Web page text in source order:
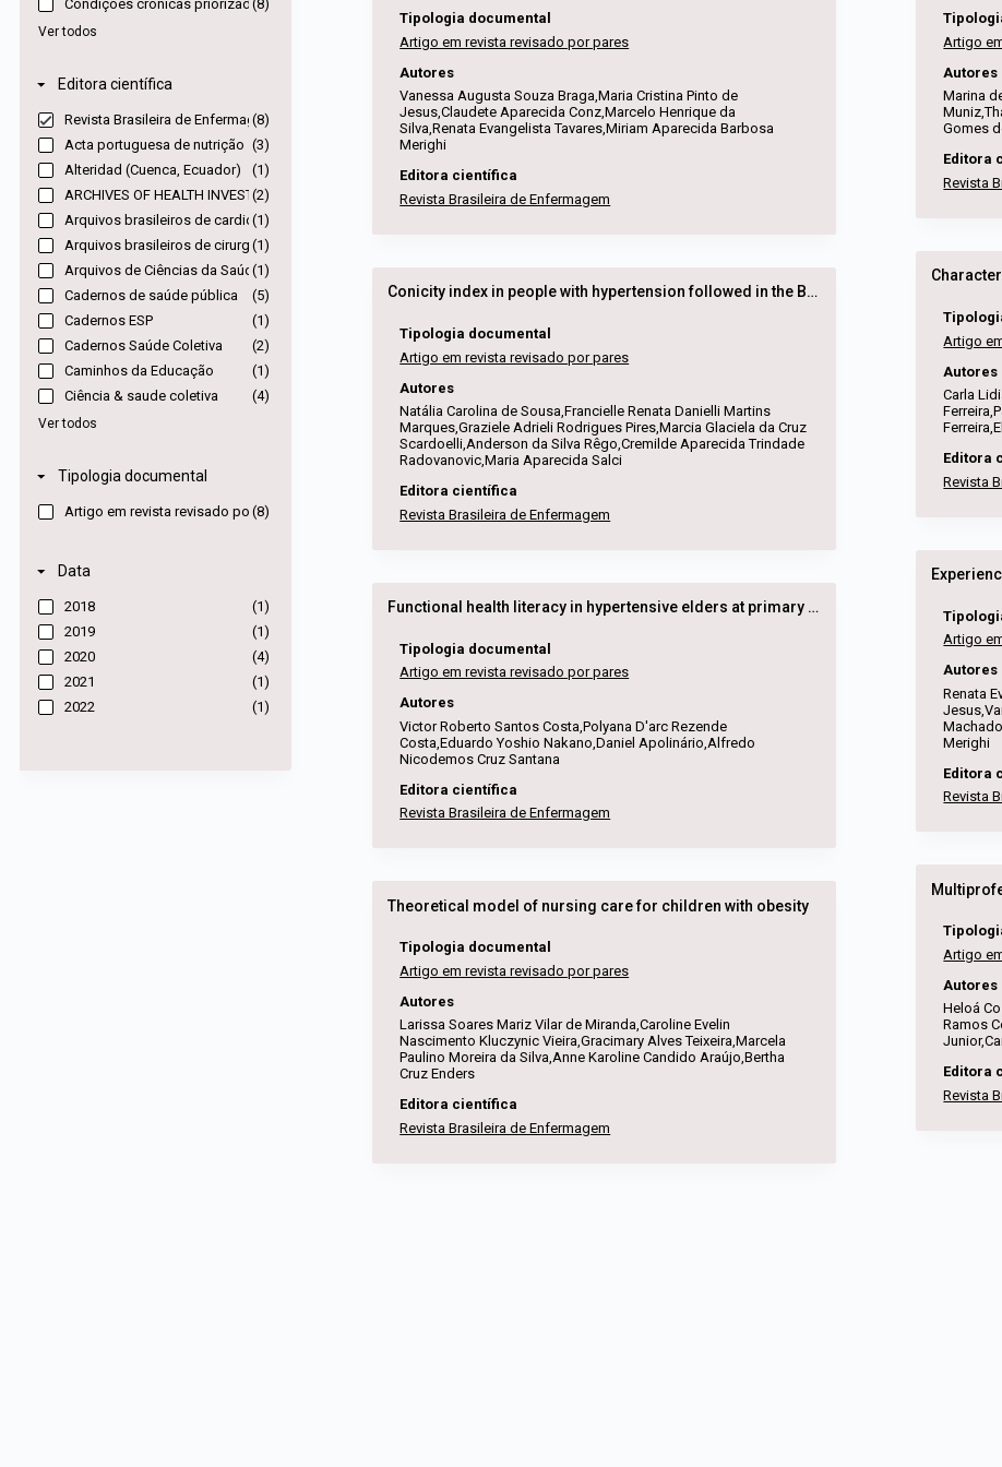
r
d
a
ç
ã
o
e
v
i
s
u
a
l
i
z
a
ç
ã
o
Condições crônicas priorizadas
(8)
Ver todos
Editora científica
Revista Brasileira de Enfermagem
(8)
Acta portuguesa de nutrição (3)
Alteridad (Cuenca, Ecuador)
(1)
ARCHIVES OF HEALTH INVESTIGATION
(2)
Arquivos brasileiros de cardiologia
(1)
Arquivos brasileiros de cirurgia digestiva : ABCD
(1)
Arquivos de Ciências da Saúde da UNIPAR
(1)
Cadernos de saúde pública
(5)
Cadernos ESP
(1)
Cadernos Saúde Coletiva
(2)
Caminhos da Educação
(1)
Ciência & saude coletiva
(4)
Ver todos
Tipologia documental
Artigo em revista revisado por pares
(8)
Data
2018
(1)
2019
(1)
2020
(4)
2021
(1)
2022
(1)
Tipologia documental
Artigo em revista revisado por pares
Autores
Vanessa Augusta Souza Braga,Maria Cristina Pinto de
Jesus,Claudete Aparecida Conz,Marcelo Henrique da
Silva,Renata Evangelista Tavares,Miriam Aparecida Barbosa
Merighi
Editora científica
Revista Brasileira de Enfermagem
Artigo
Autores
Marina
Gomes
Editora
Revista
Artigo
Autores
Carla
Editora
Revista
Conicity index in people with hypertension followed in the Brazil's Family Health Strategy
Tipologia documental
Artigo em revista revisado por pares
Autores
Natália Carolina de Sousa,Francielle Renata Danielli Martins
Marques,Graziele Adrieli Rodrigues Pires,Marcia Glaciela da Cruz
Scardoelli,Anderson da Silva Rêgo,Cremilde Aparecida Trindade
Radovanovic,Maria Aparecida Salci
Editora científica
Revista Brasileira de Enfermagem
Artigo
Autores
Renata
Merighi
Editora
Revista
Functional health literacy in hypertensive elders at primary health care
Tipologia documental
Artigo em revista revisado por pares
Autores
Victor Roberto Santos Costa,Polyana D'arc Rezende
Costa,Eduardo Yoshio Nakano,Daniel Apolinário,Alfredo
Nicodemos Cruz Santana
Editora científica
Revista Brasileira de Enfermagem
Artigo
Autores
Heloá
Ramos
Editora
Revista
Theoretical model of nursing care for children with obesity
Tipologia documental
Artigo em revista revisado por pares
Autores
Larissa Soares Mariz Vilar de Miranda,Caroline Evelin
Nascimento Kluczynic Vieira,Gracimary Alves Teixeira,Marcela
Paulino Moreira da Silva,Anne Karoline Candido Araújo,Bertha
Cruz Enders
Editora científica
Revista Brasileira de Enfermagem